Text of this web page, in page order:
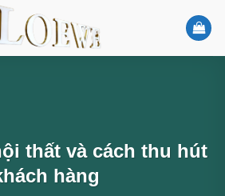
thất và cách thu hút
hàng